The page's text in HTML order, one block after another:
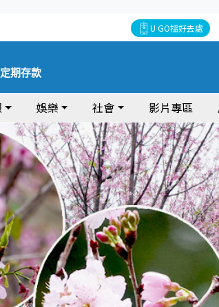
U GO搵好去處
定期存款
娛樂 社會 影片專區